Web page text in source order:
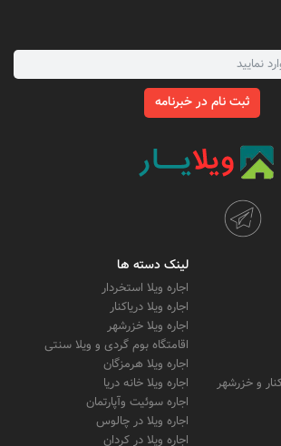
ثبت نام در خبرنامه
و خزرشهر
لینک دسته ها
اجاره ویلا استخردار
اجاره ویلا دریاکنار
اجاره ویلا خزرشهر
اقامتگاه بوم گردی و ویلا سنتی
اجاره ویلا هرمزگان
اجاره ویلا خانه دریا
اجاره سوئیت وآپارتمان
اجاره ویلا در چالوس
اجاره ویلا در کردان